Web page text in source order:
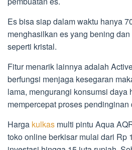
Es bisa siap dalam waktu hanya
menghasilkan es yang bening
seperti kristal.
Fitur menarik lainnya adalah
berfungsi menjaga kesegaran
lama, mengurangi konsumsi daya
mempercepat proses pendinginan
Harga kulkas multi pintu Aqua
toko online berkisar mulai dari Rp